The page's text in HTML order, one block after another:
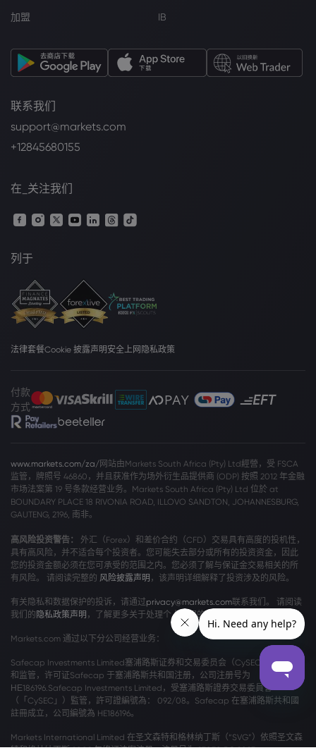
加盟 IB
联系我们
support@markets.com
+12845680155
在_关注我们
列于
法律套餐Cookie 披露声明 安全上网 隐私政策
付款
方式
www.markets.com/za/网站由Markets South Africa (Pty) Ltd經營，受 FSCA
监管，牌照号 46860，并且获准作为场外衍生品提供商 (ODP) 按照 2012 年金融
市场法案第 19 号条款经营业务。Markets South Africa (Pty) Ltd 位於 at
BOUNDARY PLACE 18 RIVONIA ROAD, ILLOVO SANDTON, JOHANNESBURG,
GAUTENG, 2196, 南非。
高风险投资警告：
外汇（Forex）和差价合约（CFD）交易具有高度的投机性，
具有高风险，并不适合每个投资者。您可能失去部分或所有的投资资金，因此
您的投资金额必须在您可承受的范围之内。您必须了解与保证金交易相关的所
有风险。 请阅读完整的 风险披露声明 ，该声明详细解释了投资涉及的风险。
有关隐私和数据保护的投诉，请通过privacy@markets.com联系我们。 请阅读
我们的 隐私政策声明 ，了解更多关于处理个人数据的信息。
Markets.com 通过以下分公司经营业务：
Safecap Investments Limited塞浦路斯证券和交易委员会（CySEC）颁发牌照
和监管，许可证Safecap 于塞浦路斯共和国注册，公司注册号为
ΗΕ186196.Safecap Investments Limited，受塞浦路斯證券交易委員會
（「CySEC」）監管，許可證編號為： 092/08。Safecap 在塞浦路斯共和國
註冊成立，公司編號為 HE186196。
Markets International Limited 在圣文森特和格林纳丁斯（“SVG”）依照圣文森
特和格林纳丁斯 2009 年修订法案注册，注册号为 27030 BC 2023。